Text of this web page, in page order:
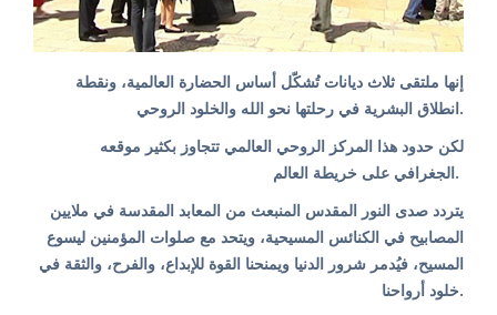
إنها ملتقى ثلاث ديانات تُشكّل أساس الحضارة العالمية، ونقطة
انطلاق البشرية في رحلتها نحو الله والخلود الروحي.
الجغرافي على خريطة العالم.
يتردد صدى النور المقدس المنبعث من المعابد المقدسة في ملايين
المصابيح في الكنائس المسيحية، ويتحد مع صلوات المؤمنين ليسوع
المسيح، فيُدمر شرور الدنيا ويمنحنا القوة للإبداع، والفرح، والثقة في
خلود أرواحنا.